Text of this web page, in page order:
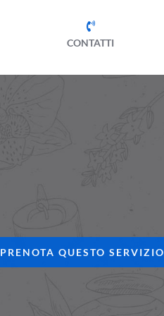
CONTATTI
PRENOTA QUESTO SERVIZIO